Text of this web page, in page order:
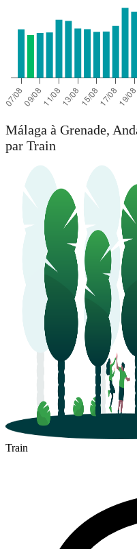
Málaga à Grenade,
par Train
Train